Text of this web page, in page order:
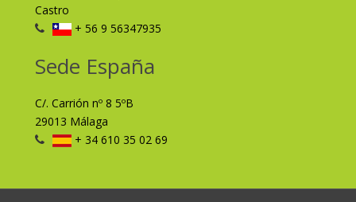
Castro
+ 56 9 56347935
Sede España
C/. Carrión nº 8 5ºB
29013 Málaga
+ 34 610 35 02 69